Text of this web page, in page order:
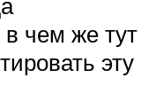
чем же тут
эту